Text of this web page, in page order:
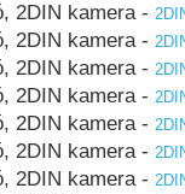
2DIN kamera -
2DIN kamera -
2DIN kamera -
2DIN kamera -
2DIN kamera -
2DIN kamera -
2DIN kamera -